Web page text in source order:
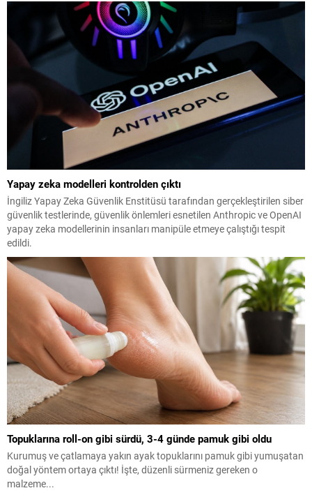
Yapay zeka modelleri kontrolden çıktı
İngiliz Yapay Zeka Güvenlik Enstitüsü tarafından gerçekleştirilen siber
güvenlik testlerinde, güvenlik önlemleri esnetilen Anthropic ve OpenAI
yapay zeka modellerinin insanları manipüle etmeye çalıştığı tespit
edildi.
Topuklarına roll-on gibi sürdü, 3-4 günde pamuk gibi oldu
Kurumuş ve çatlamaya yakın ayak topuklarını pamuk gibi yumuşatan
doğal yöntem ortaya çıktı! İşte, düzenli sürmeniz gereken o
malzeme...